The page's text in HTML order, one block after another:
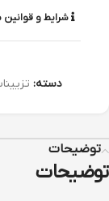
شرایط و قوانین
دسته:
توضیحات
توضیحات